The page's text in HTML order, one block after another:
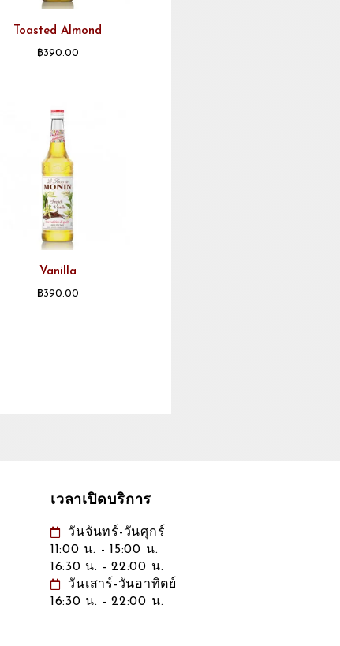
Toasted Almond
฿390.00
Vanilla
฿390.00
เวลาเปิดบริการ
วันจันทร์-วันศุกร์
11:00 น. - 15:00 น.
16:30 น. - 22:00 น.
วันเสาร์-วันอาทิตย์
16:30 น. - 22:00 น.